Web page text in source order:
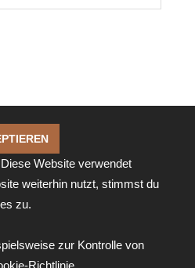
Website verwendet
weiterhin nutzt, stimmst du
zu.
zur Kontrolle von
Richtlinie